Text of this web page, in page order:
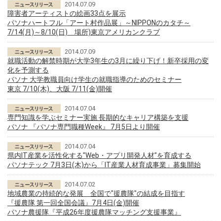
2014.07.09
障害者アーティストの絵画33点を展示
パソナハートフル「アート村作品展」～NIPPONのカタチ～
7/14(月)～8/10(日) 場所)東京アメリカンクラブ
2014.07.09
就職活動の解禁時期が大学3年生の3月に繰り下げ！新卒採用の変
化を予測する
パソナ 大学教職員向け学生の就職指導のためのセミナー
東京 7/10(木)、大阪 7/11(金)開催
2014.07.04
専門知識を学ぶセミナー実施 長期的なキャリア構築を支援
パソナ 『パソナ専門職種Week』 7月5日より開催
2014.07.04
県内IT産業を活性化する"Web・アプリ開発人材"を育成する
パソナテック 7月3日(木)から「IT産業人材育成事業」募集開始
2014.07.02
地域農業の持続的な発展 全国で"援農隊"の結成を目指す
『援農隊 第一回全国会議』7月4日(金)開催
パソナ農援隊『平成26年度援農隊マッチング支援事業』